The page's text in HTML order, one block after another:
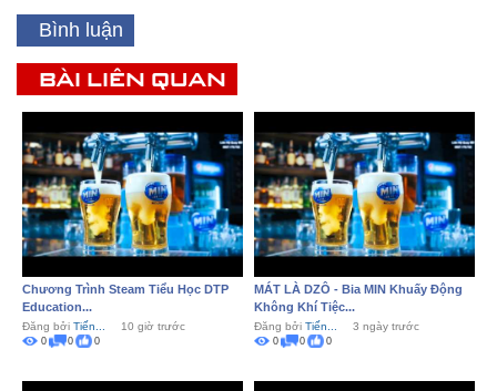
Bình luận
BÀI LIÊN QUAN
Chương Trình Steam Tiểu Học DTP
Education...
Đăng bởi Tiến... 10 giờ trước
0 0 0
MÁT LÀ DZÔ - Bia MIN Khuấy Động
Không Khí Tiệc...
Đăng bởi Tiến... 3 ngày trước
0 0 0